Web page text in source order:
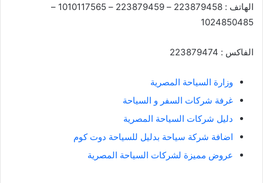
الهاتف : 223879458 – 223879459 – 1010117565 –
1024850485
الفاكس : 223879474
وزارة السياحة المصرية
غرفة شركات السفر و السياحة
دليل شركات السياحة المصرية
اضافة شركة سياحة بدليل للسياحة دوت كوم
عروض مميزة لشركات السياحة المصرية